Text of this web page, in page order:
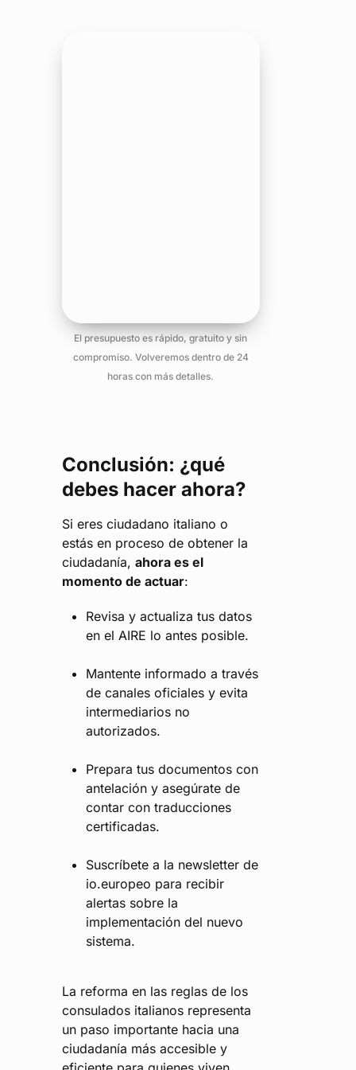
El presupuesto es rápido, gratuito y sin
compromiso. Volveremos dentro de 24
horas con más detalles.
Conclusión: ¿qué
debes hacer ahora?
Si eres ciudadano italiano o
estás en proceso de obtener la
ciudadanía, ahora es el
momento de actuar:
Revisa y actualiza tus datos
en el AIRE lo antes posible.
Mantente informado a través
de canales oficiales y evita
intermediarios no
autorizados.
Prepara tus documentos con
antelación y asegúrate de
contar con traducciones
certificadas.
Suscríbete a la newsletter de
io.europeo para recibir
alertas sobre la
implementación del nuevo
sistema.
La reforma en las reglas de los
consulados italianos representa
un paso importante hacia una
ciudadanía más accesible y